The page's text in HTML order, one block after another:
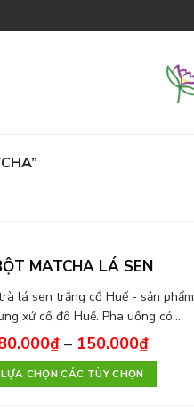
MATCHA LÁ SEN
lá sen trắng cổ Huế - sản phẩm
xứ cố đô Huế. Pha uống có…
₫– 150.000₫
LỰA CHỌN CÁC TÙY CHỌN